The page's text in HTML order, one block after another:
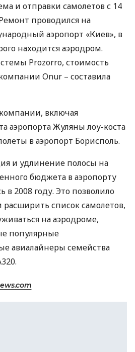
и отправки самолетов с 14
проводился на
аэропорт «Киев», в
находится аэродром.
Prozorro, стоимость
Onur – составила
включая
аэропорта Жуляны лоу-коста
в аэропорт Борисполь.
и удлинение полосы на
бюджета в аэропорту
2008 году. Это позволило
список самолетов,
на аэродроме,
популярные
авиалайнеры семейства